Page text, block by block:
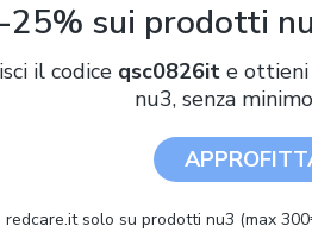
standard esistenti in
di resistenza specifici.
-25% sui prodotti
il codice qsc0826ite ottieni
nu3, senza
redcare.it solo su prodotti nu3 (max